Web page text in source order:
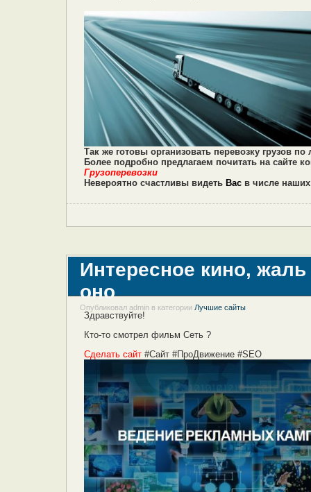
Так же готовы организовать перевозку грузов
Более подробно предлагаем почитать на сайте
Грузоперевозки
Невероятно счастливы видеть Вас в числе
Интересное кино,
оно
Опубликовал admin в категории Лучшие сайты
Здравствуйте!
Кто-то смотрел фильм Сеть ?
Сделать сайт #Сайт #ПроДвижение #SEO